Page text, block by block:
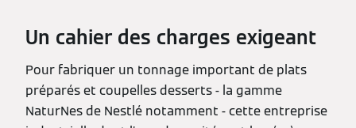
Un cahier des charges exigeant
Pour fabriquer un tonnage important de plats
préparés et coupelles desserts - la gamme
NaturNes de Nestlé notamment - cette entreprise